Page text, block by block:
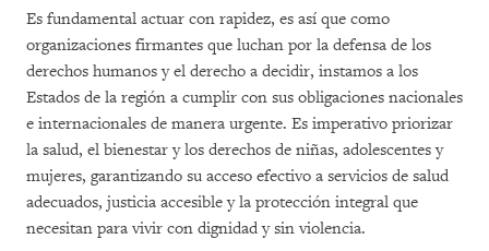
Es fundamental actuar con rapidez, es así que como
organizaciones firmantes que luchan por la defensa de los
derechos humanos y el derecho a decidir, instamos a los
Estados de la región a cumplir con sus obligaciones nacionales
e internacionales de manera urgente. Es imperativo priorizar
la salud, el bienestar y los derechos de niñas, adolescentes y
mujeres, garantizando su acceso efectivo a servicios de salud
adecuados, justicia accesible y la protección integral que
necesitan para vivir con dignidad y sin violencia.